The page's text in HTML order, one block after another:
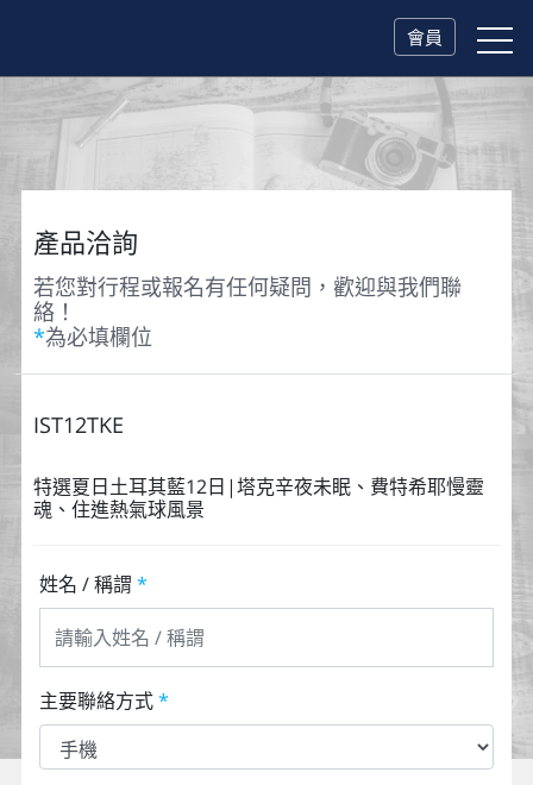
會員
產品洽詢
若您對行程或報名有任何疑問，歡迎與我們聯
絡！
*為必填欄位
IST12TKE
特選夏日土耳其藍12日|塔克辛夜未眠、費特希耶慢靈
魂、住進熱氣球風景
姓名 / 稱謂 *
主要聯絡方式*